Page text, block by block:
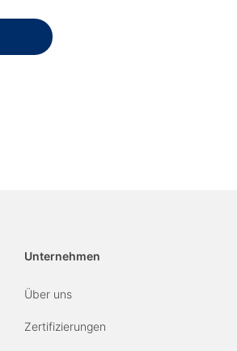
Unternehmen
Über uns
Zertifizierungen